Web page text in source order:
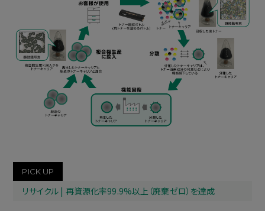
PICK UP
リサイクル | 再資源化率99.9%以上（廃棄ゼロ）を達成